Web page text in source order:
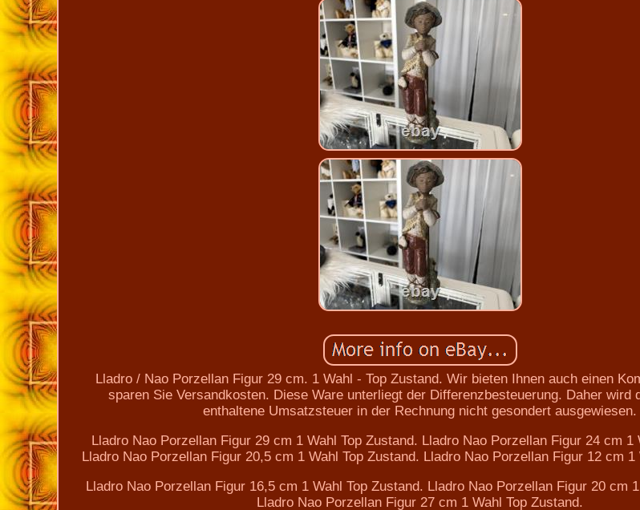
Lladro / Nao Porzellan Figur 29 cm. 1 Wahl - Top Zustand. Wir bieten Ihnen auch einen
sparen Sie Versandkosten. Diese Ware unterliegt der Differenzbesteuerung. Daher wird
enthaltene Umsatzsteuer in der Rechnung nicht gesondert ausgewiesen.
Lladro Nao Porzellan Figur 29 cm 1 Wahl Top Zustand. Lladro Nao Porzellan Figur 24 cm 1
Lladro Nao Porzellan Figur 20,5 cm 1 Wahl Top Zustand. Lladro Nao Porzellan Figur 12 cm 1
Lladro Nao Porzellan Figur 16,5 cm 1 Wahl Top Zustand. Lladro Nao Porzellan Figur 20 cm
Lladro Nao Porzellan Figur 27 cm 1 Wahl Top Zustand.